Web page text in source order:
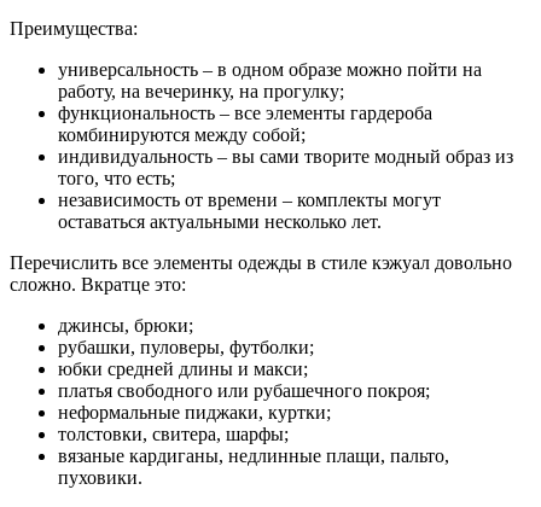
Преимущества:
универсальность – в одном образе можно пойти на
работу, на вечеринку, на прогулку;
функциональность – все элементы гардероба
комбинируются между собой;
индивидуальность – вы сами творите модный образ из
того, что есть;
независимость от времени – комплекты могут
оставаться актуальными несколько лет.
Перечислить все элементы одежды в стиле кэжуал довольно
сложно. Вкратце это:
джинсы, брюки;
рубашки, пуловеры, футболки;
юбки средней длины и макси;
платья свободного или рубашечного покроя;
неформальные пиджаки, куртки;
толстовки, свитера, шарфы;
вязаные кардиганы, недлинные плащи, пальто,
пуховики.